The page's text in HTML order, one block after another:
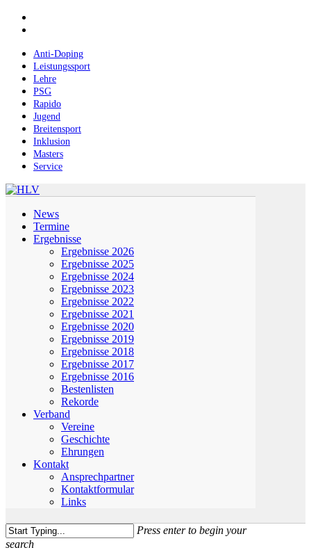
Skip
contentAnti-Doping
Leistungssport
Lehre
PSG
Rapido
Jugend
Breitensport
Inklusion
Masters
Service
News
Termine
Ergebnisse
Ergebnisse 2026
Ergebnisse 2025
Ergebnisse 2024
Ergebnisse 2023
Ergebnisse 2022
Ergebnisse 2021
Ergebnisse 2020
Ergebnisse 2019
Ergebnisse 2018
Ergebnisse 2017
Ergebnisse 2016
Bestenlisten
Rekorde
Verband
Vereine
Geschichte
Ehrungen
Kontakt
Ansprechpartner
Kontaktformular
Links
Press enter to begin your
search